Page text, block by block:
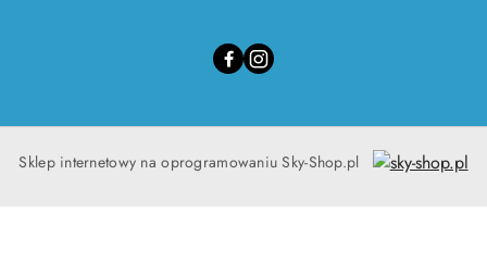
Sklep internetowy na oprogramowaniu Sky-Shop.pl